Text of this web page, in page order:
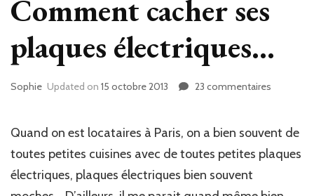
Comment cacher ses
plaques électriques…
Sophie Updated on 15 octobre 2013 23 commentaires
ses
Quand on est locataires à Paris, on a bien souvent de
toutes petites cuisines avec de toutes petites plaques
électriques, plaques électriques bien souvent